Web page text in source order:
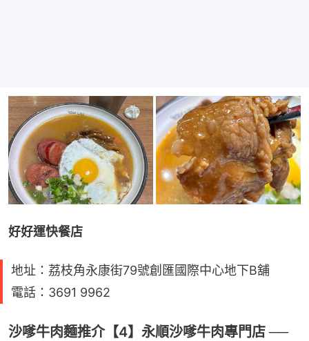
好好運快餐店
地址：荔枝角永康街79號創匯國際中心地下B舖
電話：3691 9962
沙嗲牛肉麵推介【4】永順沙嗲牛肉專門店 ──